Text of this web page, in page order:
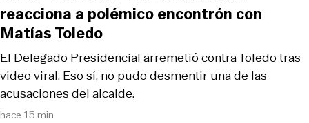
hace 15 min
El Delegado Presidencial arremetió contra Toledo tras
video viral. Eso sí, no pudo desmentir una de las
acusaciones del alcalde.
reacciona a polémico encontrón con
Matías Toledo